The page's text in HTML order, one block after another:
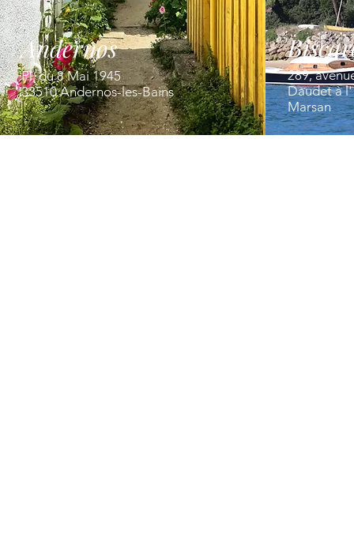
Andernos
Pl. du 8 Mai 1945
33510 Andernos-les-Bains
289,
Daudet à l'
Marsan